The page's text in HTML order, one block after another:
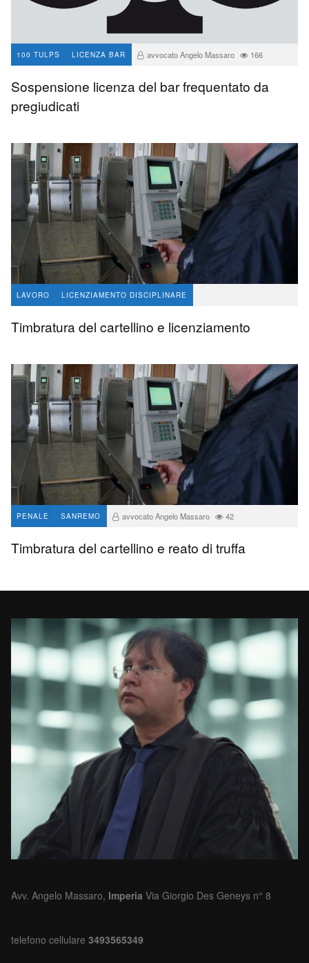
100 TULPS LICENZA BAR avvocato Angelo Massaro 166
Sospensione licenza del bar frequentato da
pregiudicati
LAVORO LICENZIAMENTO DISCIPLINARE
Timbratura del cartellino e licenziamento
PENALE SANREMO avvocato Angelo Massaro 42
Timbratura del cartellino e reato di truffa
Avv. Angelo Massaro, Imperia Via Giorgio Des Geneys n° 8
telefono cellulare 3493565349